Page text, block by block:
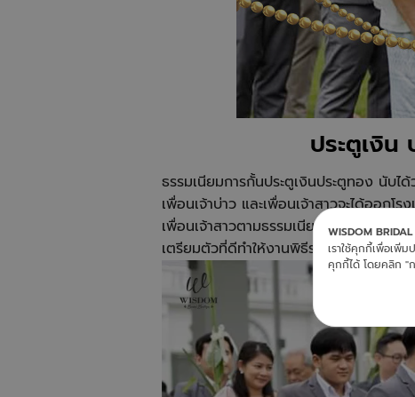
ประตูเงิน
ธรรมเนียมการกั้นประตูเงินประตูทอง นับ
เพื่อนเจ้าบ่าว และเพื่อนเจ้าสาวจะได้ออกโ
เพื่อนเจ้าสาวตามธรรมเนียนกันอีกด้วยสำห
เตรียมตัวที่ดีทำให้งานพิธีราบรื่น และยังได้
WISDOM
เราใช้คุกกี้เพื่อเพิ่
คุกกี้ได้ โดยคลิก "